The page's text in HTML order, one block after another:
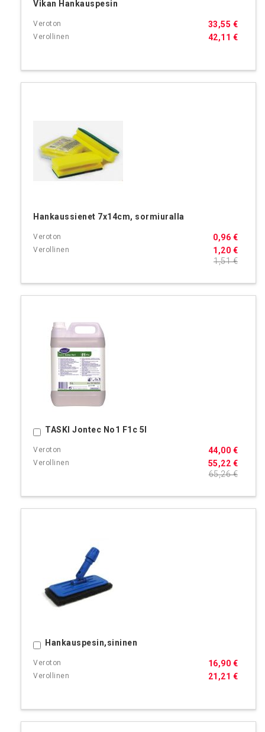
Vikan Hankauspesin
42,11 €
33,55 €
Hankaussienet 7x14cm, sormiuralla
1,20 €
0,96 €
1,51 €
TASKI Jontec No1 F1c 5l
55,22 €
44,00 €
65,26 €
Ostoskoriin
Hankauspesin,sininen
21,21 €
16,90 €
Ostoskoriin